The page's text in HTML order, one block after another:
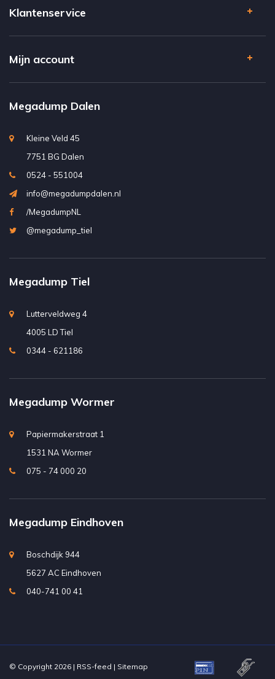
Klantenservice
Mijn account
Megadump Dalen
Kleine Veld 45
7751 BG Dalen
0524 - 551004
info@megadumpdalen.nl
/MegadumpNL
@megadump_tiel
Megadump Tiel
Lutterveldweg 4
4005 LD Tiel
0344 - 621186
Megadump Wormer
Papiermakerstraat 1
1531 NA Wormer
075 - 74 000 20
Megadump Eindhoven
Boschdijk 944
5627 AC Eindhoven
040-741 00 41
© Copyright 2026 | RSS-feed | Sitemap